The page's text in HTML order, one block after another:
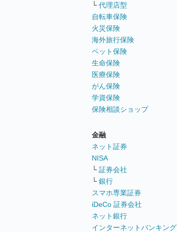
└ 代理店型
自転車保険
火災保険
海外旅行保険
ペット保険
生命保険
医療保険
がん保険
学資保険
保険相談ショップ
金融
ネット証券
NISA
└ 証券会社
└ 銀行
スマホ専業証券
iDeCo 証券会社
ネット銀行
インターネットバンキング